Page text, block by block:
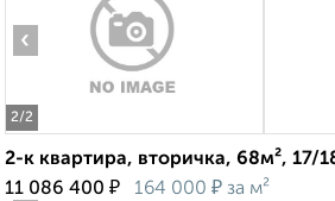
2/2
‹
2-к квартира, вторичка, 68м², 17/
11 086 400 ₽ 164 000 ₽ за м²